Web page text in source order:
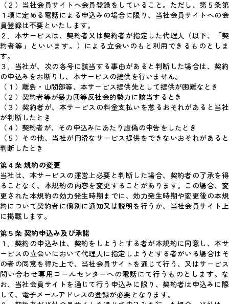
（２）当社会員サイトへ会員登録をしていること。ただし、第５条第
１項に定める電話による申込みの場合に限り、当社会員サイトへの会
員登録は不要といたします。
２．本サービスは、契約者又は契約者が指定した代理人（以下、「契
約者等」といいます。）による立会いのもと利用できるものとしま
す。
３．当社が、次の各号に該当する事由があると判断した場合は、契約
の申込みをお断りし、本サービスの提供を行いません。
（１）離島・山間部等、本サービス提供先として提供が困難なとき
（２）契約者等が暴力団等反社会的勢力に該当するとき
（３）契約者が、本サービスの料金支払いを怠るおそれがあると当社
が判断したとき
（４）契約者が、その申込みにあたり虚偽の申告をしたとき
（５）その他、当社が円滑なサービス提供をできないおそれがあると
判断したとき
第４条 規約の変更
当社は、本サービスの運営上必要と判断した場合、契約者の了承を得
ることなく、本規約の内容を変更することがあります。この場合、変
更された本規約の効力発生時期までに、効力発生時期や変更後の本規
約について契約者に個別に通知又は説明を行うか、当社会員サイト上
に掲載します。
第５条 契約申込み及び承諾
１．契約の申込みは、契約をしようとする者が本規約に同意し、本サ
ービスの立会いにおいて代理人に指定しようとする者がいる場合はそ
の者の同意を得た上で、当社会員サイトを通じて行う、又はサービス
問い合わせ専用コールセンターへの電話にて行うものとします。な
お、当社会員サイトを通じて行う申込みに限り、契約者は申込みに際
して、電子メールアドレスの登録が必要となります。